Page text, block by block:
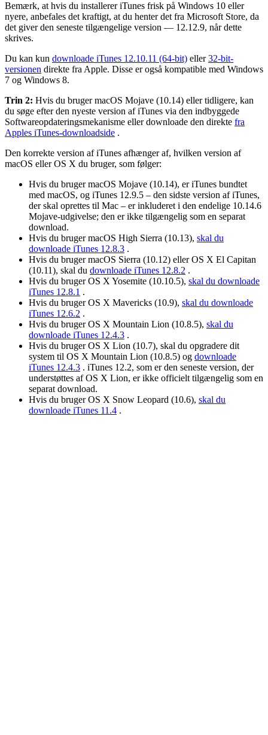
Bemærk, at hvis du installerer iTunes frisk på Windows 10 eller
nyere, anbefales det kraftigt, at du henter det fra Microsoft Store, da
det giver den seneste tilgængelige version — 12.12.9, når dette
skrives.
Du kan kun downloade iTunes 12.10.11 (64-bit) eller32-bit-
versionen direkte fra Apple. Disse er også kompatible med Windows
7 og Windows 8.
Trin 2: Hvis du bruger macOS Mojave (10.14) eller tidligere, kan
du søge efter den nyeste version af iTunes via den indbyggede
Softwareopdateringsmekanisme eller downloade den direkte fra
Apples iTunes-downloadside .
Den korrekte version af iTunes afhænger af, hvilken version af
macOS eller OS X du bruger, som følger:
Hvis du bruger macOS Mojave (10.14), er iTunes bundtet
med macOS, og iTunes 12.9.5 – den sidste version af iTunes,
der skal oprettes til Mac – er inkluderet i den endelige 10.14.6
Mojave-udgivelse; den er ikke tilgængelig som en separat
download.
Hvis du bruger macOS High Sierra (10.13), skal du
downloade iTunes 12.8.3 .
Hvis du bruger macOS Sierra (10.12) eller OS X El Capitan
(10.11), skal du downloade iTunes 12.8.2 .
Hvis du bruger OS X Yosemite (10.10.5), skal du downloade
iTunes 12.8.1 .
Hvis du bruger OS X Mavericks (10.9), skal du downloade
iTunes 12.6.2 .
Hvis du bruger OS X Mountain Lion (10.8.5), skal du
downloade iTunes 12.4.3 .
Hvis du bruger OS X Lion (10.7), skal du opgradere dit
system til OS X Mountain Lion (10.8.5) og downloade
iTunes 12.4.3 . iTunes 12.2, som er den seneste version, der
understøttes af OS X Lion, er ikke officielt tilgængelig som en
separat download.
Hvis du bruger OS X Snow Leopard (10.6), skal du
downloade iTunes 11.4 .